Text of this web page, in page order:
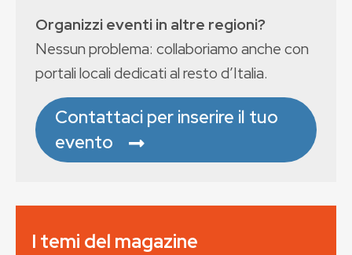
Organizzi eventi in altre regioni?
Nessun problema: collaboriamo anche con
portali locali dedicati al resto d’Italia.
Contattaci per inserire il tuo
evento
I temi del magazine